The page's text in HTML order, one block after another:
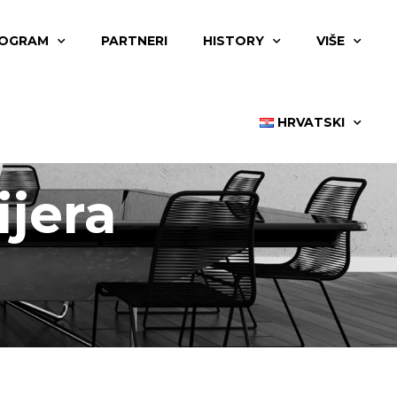
PARTNERI HISTORY VIŠE
HRVATSKI